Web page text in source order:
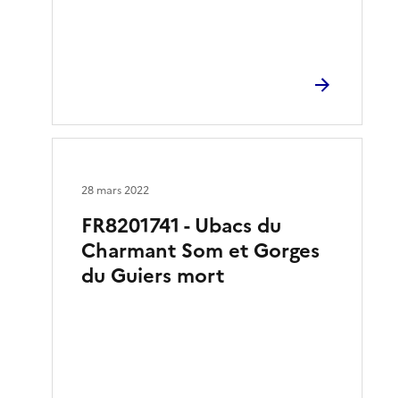
FR8201741 - Ubacs du
Charmant Som et Gorges
du Guiers mort
28 mars 2022